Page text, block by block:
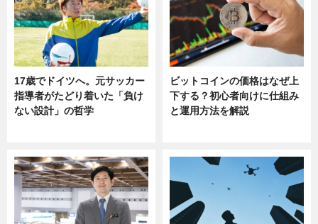
17歳でドイツへ。元サッカー
指導者がたどり着いた「負け
ない設計」の哲学
ビットコインの価格はなぜ上
下する？初心者向けに仕組み
と運用方法を解説